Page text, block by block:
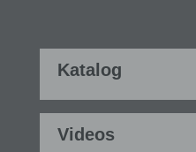
Katalog
Videos